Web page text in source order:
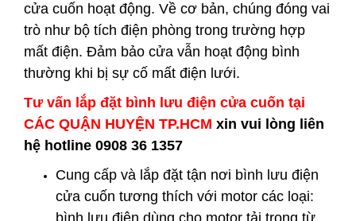
cửa cuốn hoạt động. Về cơ bản, chúng đóng vai
trò như bộ tích điện phòng trong trường hợp
mất điện. Đảm bảo cửa vẫn hoạt động bình
thường khi bị sự cố mất điện lưới.
Tư vấn lắp đặt bình lưu điện cửa cuốn tại
CÁC QUẬN HUYỆN TP.HCM xin vui lòng liên
hệ hotline 0908 36 1357
Cung cấp và lắp đặt tận nơi bình lưu điện
cửa cuốn tương thích với motor các loại:
bình lưu điện dùng cho motor tải trọng từ